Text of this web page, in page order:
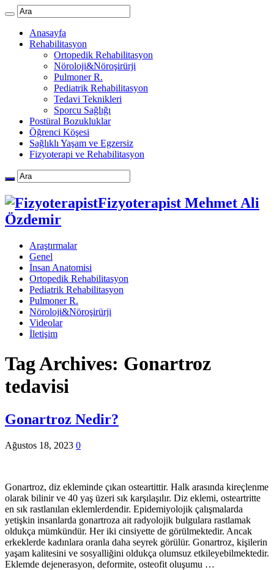
Anasayfa
Rehabilitasyon
Ortopedik Rehabilitasyon
Nöroloji&Nöroşirürji
Pulmoner R.
Pediatrik Rehabilitasyon
Tedavi Teknikleri
Sporcu Sağlığı
Postüral Bozukluklar
Öğrenci Köşesi
Sağlıklı Yaşam ve Egzersiz
Fizyoterapi ve Rehabilitasyon
Fizyoterapist Mehmet Ali
Özdemir
Araştırmalar
Genel
İnsan Anatomisi
Ortopedik Rehabilitasyon
Pediatrik Rehabilitasyon
Pulmoner R.
Nöroloji&Nöroşirürji
Videolar
İletişim
Tag Archives: Gonartroz
tedavisi
Gonartroz Nedir?
Ağustos 18, 2023 0
Gonartroz, diz ekleminde çıkan osteartittir. Halk arasında kireçlenme
olarak bilinir ve 40 yaş üzeri sık karşılaşılır. Diz eklemi, osteartritte
en sık rastlanılan eklemlerdendir. Epidemiyolojik çalışmalarda
yetişkin insanlarda gonartroza ait radyolojik bulgulara rastlamak
oldukça mümkündür. Her iki cinsiyette de görülmektedir. Ancak
erkeklerde kadınlara oranla daha seyrek görülür. Gonartroz, kişilerin
yaşam kalitesini ve sosyalliğini oldukça olumsuz etkileyebilmektedir.
Eklemde dejenerasyon, deformite, osteofit oluşumu …